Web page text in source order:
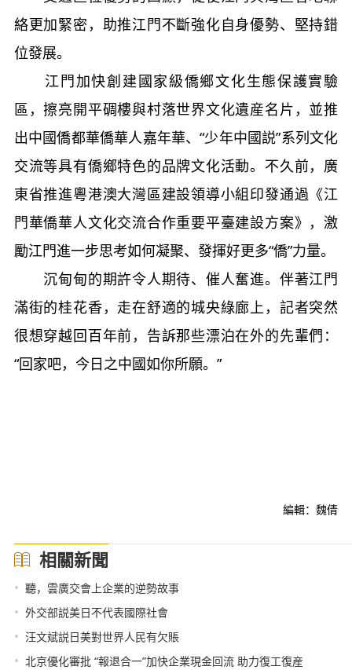
絡更加緊密，助推江門不斷強化自身優勢、堅持錯
位發展。
江門加快創建國家級僑鄉文化生態保護實驗
區，擦亮開平碉樓與村落世界文化遺産名片，並推
出中國僑都華僑華人嘉年華、“少年中國説”系列文化
交流等具有僑鄉特色的品牌文化活動。不久前，廣
東省推進粵港澳大灣區建設領導小組印發通過《江
門華僑華人文化交流合作重要平臺建設方案》，激
勵江門進一步思考如何凝聚、發揮好更多“僑”力量。
沉甸甸的期許令人期待、催人奮進。伴著江門
滿街的桂花香，走在舒適的城央綠廊上，記者突然
很想穿越回百年前，告訴那些漂泊在外的先輩們：
“回家吧，今日之中國如你所願。”
編輯：魏倩
相關新聞
• 聽，雲廣交會上企業的逆勢故事
• 外交部説美日不代表國際社會
• 汪文斌説日美對世界人民有欠賬
• 北京優化審批 “報退合一”加快企業現金回流 助力復工復産